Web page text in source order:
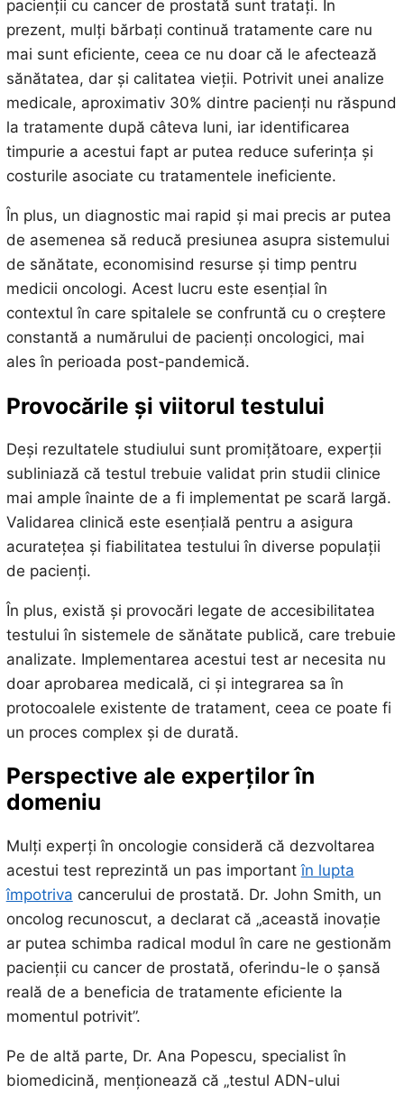
pacienții cu cancer de prostată sunt tratați. În
prezent, mulți bărbați continuă tratamente care nu
mai sunt eficiente, ceea ce nu doar că le afectează
sănătatea, dar și calitatea vieții. Potrivit unei analize
medicale, aproximativ 30% dintre pacienți nu răspund
la tratamente după câteva luni, iar identificarea
timpurie a acestui fapt ar putea reduce suferința și
costurile asociate cu tratamentele ineficiente.
În plus, un diagnostic mai rapid și mai precis ar putea
de asemenea să reducă presiunea asupra sistemului
de sănătate, economisind resurse și timp pentru
medicii oncologi. Acest lucru este esențial în
contextul în care spitalele se confruntă cu o creștere
constantă a numărului de pacienți oncologici, mai
ales în perioada post-pandemică.
Provocările și viitorul testului
Deși rezultatele studiului sunt promițătoare, experții
subliniază că testul trebuie validat prin studii clinice
mai ample înainte de a fi implementat pe scară largă.
Validarea clinică este esențială pentru a asigura
acuratețea și fiabilitatea testului în diverse populații
de pacienți.
În plus, există și provocări legate de accesibilitatea
testului în sistemele de sănătate publică, care trebuie
analizate. Implementarea acestui test ar necesita nu
doar aprobarea medicală, ci și integrarea sa în
protocoalele existente de tratament, ceea ce poate fi
un proces complex și de durată.
Perspective ale experților în
domeniu
Mulți experți în oncologie consideră că dezvoltarea
acestui test reprezintă un pas importantîn lupta
împotriva cancerului de prostată. Dr. John Smith, un
oncolog recunoscut, a declarat că „această inovație
ar putea schimba radical modul în care ne gestionăm
pacienții cu cancer de prostată, oferindu-le o șansă
reală de a beneficia de tratamente eficiente la
momentul potrivit”.
Pe de altă parte, Dr. Ana Popescu, specialist în
biomedicină, menționează că „testul ADN-ului